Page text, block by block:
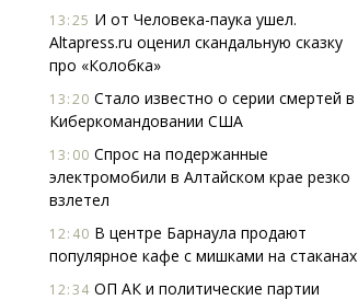
13:25 И от Человека-паука ушел.
Altapress.ru оценил скандальную сказку
про «Колобка»
13:20 Стало известно о серии смертей в
Киберкомандовании США
13:00 Спрос на подержанные
электромобили в Алтайском крае резко
взлетел
12:40 В центре Барнаула продают
популярное кафе с мишками на стаканах
12:34 ОП АК и политические партии